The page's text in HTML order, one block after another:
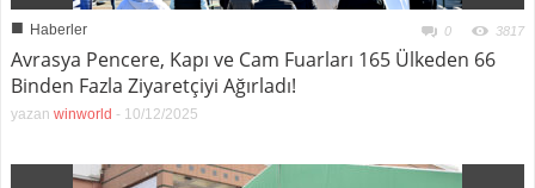
■ Haberler 0 3817
Avrasya Pencere, Kapı ve Cam Fuarları 165 Ülkeden 66
Binden Fazla Ziyaretçiyi Ağırladı!
yazan winworld - 10/12/2025